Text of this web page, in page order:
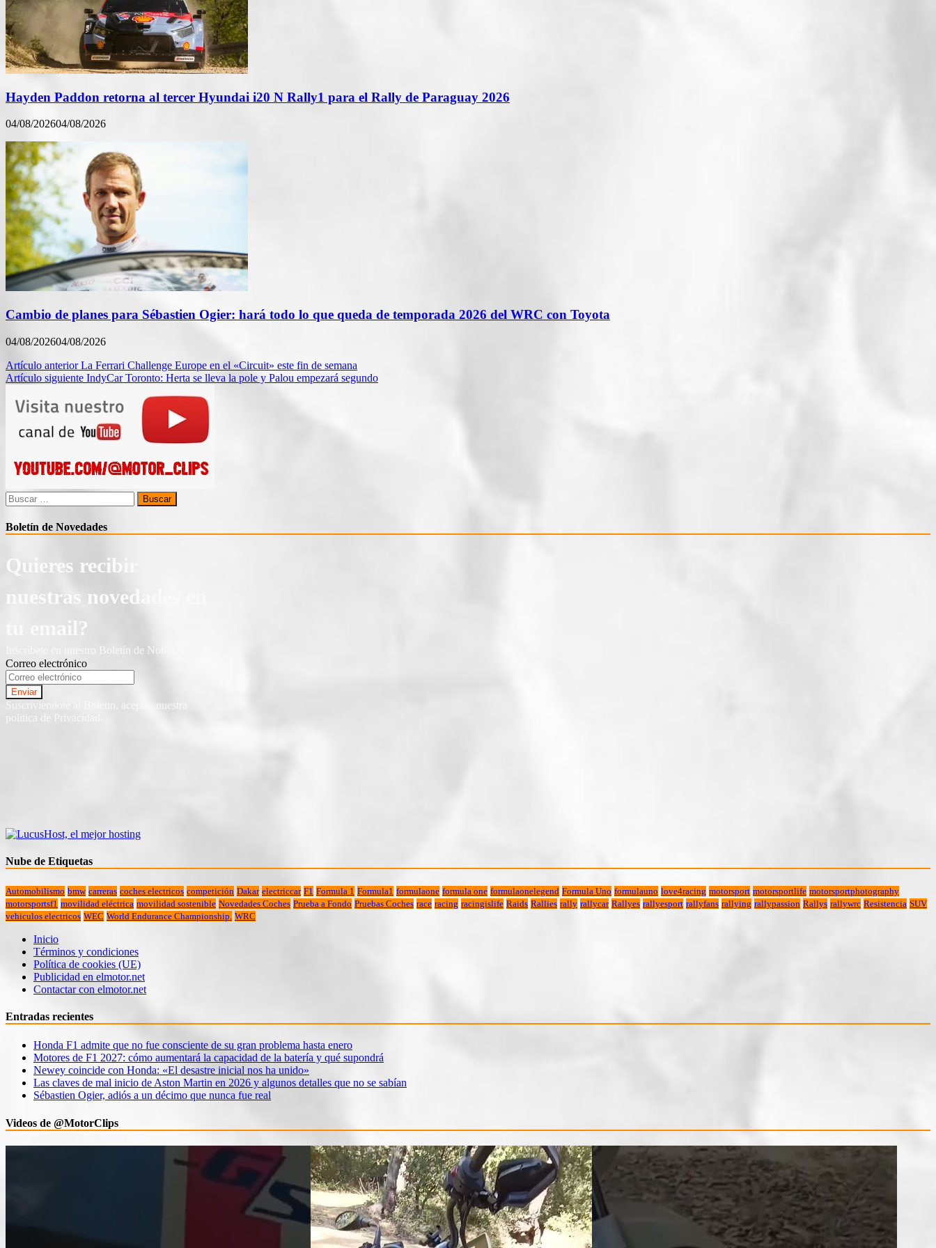
Hayden Paddon retorna al tercer Hyundai i20 N Rally1 para el Rally de Paraguay 2026
04/08/202604/08/2026
Cambio de planes para Sébastien Ogier: hará todo lo que queda de temporada 2026 del WRC con Toyota
04/08/202604/08/2026
Navegación
de
entradas
Artículo anterior La Ferrari Challenge Europe en el «Circuit» este fin de semana
Artículo siguiente IndyCar Toronto: Herta se lleva la pole y Palou empezará segundo
Buscar:
Boletín de Novedades
Quieres recibir
nuestras novedades en
tu email?
Inscríbete en nuestro Boletín de Noticias.
Correo electrónico
Suscriviendote al Boletin, aceptas nuestra
politica de Privacidad.
Nube de Etiquetas
Automobilismo bmw carreras coches electricos competición Dakar electriccar F1 Formula 1 Formula1 formulaone formula one formulaonelegend Formula Uno formulauno love4racing motorsport motorsportlife motorsportphotography
motorsportsf1 movilidad eléctrica movilidad sostenible Novedades Coches Prueba a Fondo Pruebas Coches race racing racingislife Raids Rallies rally rallycar Rallyes rallyesport rallyfans rallying rallypassion Rallys rallywrc Resistencia SUV
vehiculos electricos WEC World Endurance Championship. WRC
Inicio
Términos y condiciones
Política de cookies (UE)
Publicidad en elmotor.net
Contactar con elmotor.net
Entradas recientes
Honda F1 admite que no fue consciente de su gran problema hasta enero
Motores de F1 2027: cómo aumentará la capacidad de la batería y qué supondrá
Newey coincide con Honda: «El desastre inicial nos ha unido»
Las claves de mal inicio de Aston Martin en 2026 y algunos detalles que no se sabían
Sébastien Ogier, adiós a un décimo que nunca fue real
Videos de @MotorClips